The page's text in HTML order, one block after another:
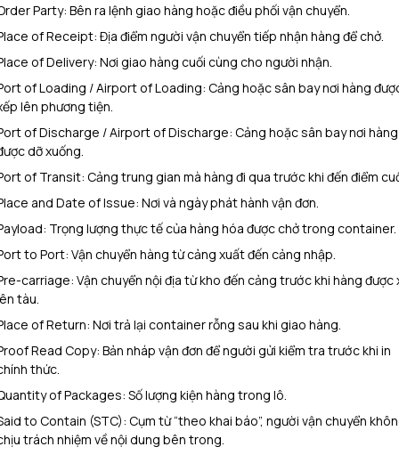
Party: Bên ra lệnh giao hàng hoặc điều phối vận chuyển.
of Receipt: Địa điểm người vận chuyển tiếp nhận hàng để chở.
of Delivery: Nơi giao hàng cuối cùng cho người nhận.
of Loading / Airport of Loading: Cảng hoặc sân bay nơi hàng
lên phương tiện.
of Discharge / Airport of Discharge: Cảng hoặc sân bay nơi hàng
dỡ xuống.
of Transit: Cảng trung gian mà hàng đi qua trước khi đến điểm
and Date of Issue: Nơi và ngày phát hành vận đơn.
Trọng lượng thực tế của hàng hóa được chở trong container.
to Port: Vận chuyển hàng từ cảng xuất đến cảng nhập.
carriage: Vận chuyển nội địa từ kho đến cảng trước khi hàng được
tàu.
of Return: Nơi trả lại container rỗng sau khi giao hàng.
Read Copy: Bản nháp vận đơn để người gửi kiểm tra trước khi in
thức.
of Packages: Số lượng kiện hàng trong lô.
to Contain (STC): Cụm từ “theo khai báo”, người vận chuyển
trách nhiệm về nội dung bên trong.